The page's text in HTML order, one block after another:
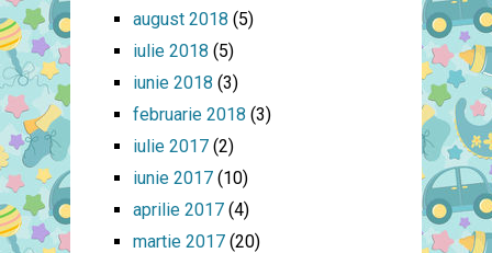
august 2018 (5)
iulie 2018 (5)
iunie 2018 (3)
februarie 2018 (3)
iulie 2017(2)
iunie 2017(10)
aprilie 2017(4)
martie 2017(20)